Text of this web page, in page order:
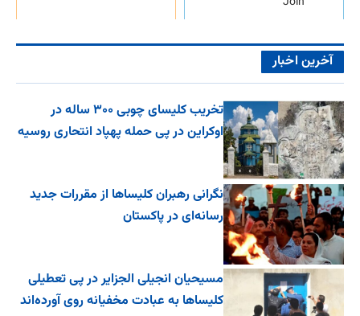
آخرین اخبار
تخریب کلیسای چوبی ۳۰۰ ساله در
اوکراین در پی حمله پهپاد انتحاری روسیه
نگرانی رهبران کلیساها از مقررات جدید
رسانه‌ای در پاکستان
مسیحیان انجیلی الجزایر در پی تعطیلی
کلیساها به عبادت مخفیانه روی آورده‌اند